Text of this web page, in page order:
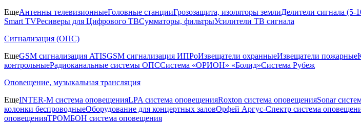
ЕщеАнтенны телевизионныеГоловные станцииГрозозащита, изоляторы землиДелители сигнала (5-
Smart TVРесиверы для Цифрового ТВСумматоры, фильтрыУсилители ТВ сигнала
Сигнализация (ОПС)
ЕщеGSM сигнализация ATISGSM сигнализация ИПРоИзвещатели охранныеИзвещатели пожарные
контрольныеРадиоканальные системы ОПССистема «ОРИОН» «Болид»Система Рубеж
Оповещение, музыкальная трансляция
ЕщеINTER-M система оповещенияLPA система оповещенияRoxton система оповещенияSonar
колонки беспроводныеОборудование для концертных заловОрфей Аргус-Спектр система
оповещенияТРОМБОН система оповещения